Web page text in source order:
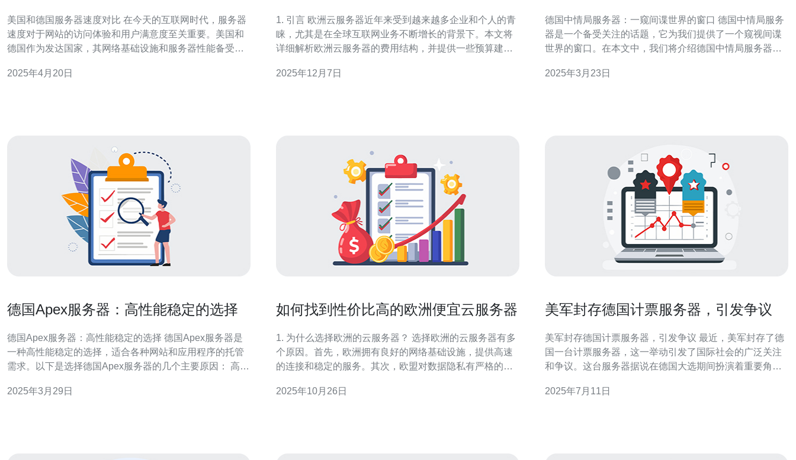
美国和德国服务器速度对比 在今天的互联网时代，服务器
速度对于网站的访问体验和用户满意度至关重要。美国和
德国作为发达国家，其网络基础设施和服务器性能备受关
地了解两国的网络环境。 为了公正客观地比较美国和德国
2025年4月20日
1. 引言 欧洲云服务器近年来受到越来越多企业和个人的青
睐，尤其是在全球互联网业务不断增长的背景下。本文将
详细解析欧洲云服务器的费用结构，并提供一些预算建
欧洲云服务器是指在欧洲地区的数据中心中部署的云计算
2025年12月7日
德国中情局服务器：一窥间谍世界的窗口 德国中情局服务
器是一个备受关注的话题，它为我们提供了一个窥视间谍
世界的窗口。在本文中，我们将介绍德国中情局服务器的
情局（BND）是德国的外国情报机构，负责收集和分析来
2025年3月23日
德国Apex服务器：高性能稳定的选择
德国Apex服务器：高性能稳定的选择 德国Apex服务器是
一种高性能稳定的选择，适合各种网站和应用程序的托管
需求。以下是选择德国Apex服务器的几个主要原因： 高性
供卓越的性能和快速的响应时间。 稳定性： 德国Apex服
2025年3月29日
如何找到性价比高的欧洲便宜云服务器
1. 为什么选择欧洲的云服务器？ 选择欧洲的云服务器有多
个原因。首先，欧洲拥有良好的网络基础设施，提供高速
的连接和稳定的服务。其次，欧盟对数据隐私有严格的法
的云服务提供商通常提供多种语言的支持，方便不同地区
2025年10月26日
美军封存德国计票服务器，引发争议
美军封存德国计票服务器，引发争议 最近，美军封存了德
国一台计票服务器，这一举动引发了国际社会的广泛关注
和争议。这台服务器据说在德国大选期间扮演着重要角
悉，美军突然出现在德国一家数据中心，强行封存了一台
2025年7月11日